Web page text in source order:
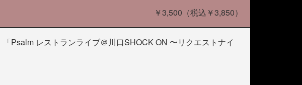
￥3,500（税込￥3,850）
Psalm レストランライブ＠川口SHOCK ON 〜リクエストナイ